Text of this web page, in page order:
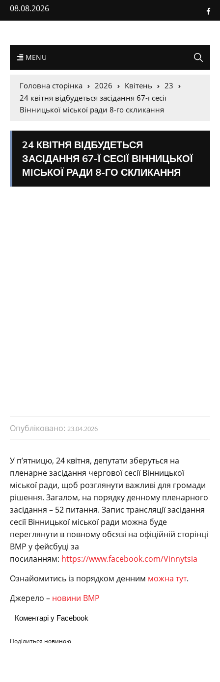
08.08.2026
MENU
Головна сторінка 2026 Квітень
23
24 квітня відбудеться засідання 67-ї сесії
Вінницької міської ради 8-го скликання
24 КВІТНЯ ВІДБУДЕТЬСЯ
ЗАСІДАННЯ 67-Ї СЕСІЇ ВІННИЦЬКОЇ
МІСЬКОЇ РАДИ 8-ГО СКЛИКАННЯ
Опубліковано: 23.04.2026
У п’ятницю, 24 квітня, депутати зберуться на
пленарне засідання чергової сесії Вінницької
міської ради, щоб розглянути важливі для громади
рішення. Загалом, на порядку денному пленарного
засідання – 52 питання. Запис трансляції засідання
сесії Вінницької міської ради можна буде
переглянути в повному обсязі на офіційній сторінці
ВМР у фейсбуці за
посиланням: https://www.facebook.com/Vinnytsia
Ознайомитись із порядком денним можна тут.
Джерело – новини ВМР
Коментарі у Facebook
Поділиться новиною